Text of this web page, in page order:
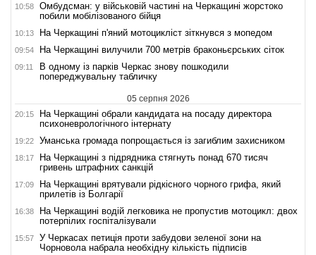
10:58
Омбудсман: у військовій частині на Черкащині жорстоко
побили мобілізованого бійця
10:13 На Черкащині п'яний мотоцикліст зіткнувся з мопедом
09:54 На Черкащині вилучили 700 метрів браконьєрських сіток
09:11
В одному із парків Черкас знову пошкодили
попереджувальну табличку
05 серпня 2026
20:15
На Черкащині обрали кандидата на посаду директора
психоневрологічного інтернату
19:22 Уманська громада попрощається із загиблим захисником
18:17
На Черкащині з підрядника стягнуть понад 670 тисяч
гривень штрафних санкцій
17:09
На Черкащині врятували рідкісного чорного грифа, який
прилетів із Болгарії
16:38
На Черкащині водій легковика не пропустив мотоцикл: двох
потерпілих госпіталізували
15:57
У Черкасах петиція проти забудови зеленої зони на
Чорновола набрала необхідну кількість підписів